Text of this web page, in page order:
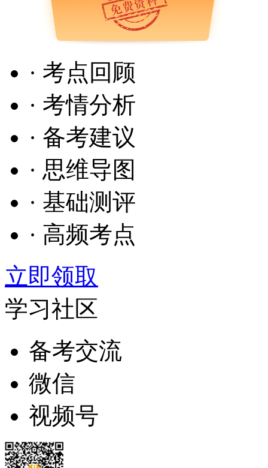
· 考点回顾
· 考情分析
· 备考建议
· 思维导图
· 基础测评
· 高频考点
立即领取
学习社区
备考交流
微信
视频号